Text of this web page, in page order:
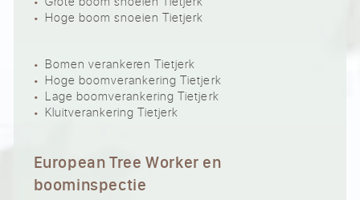
Hoge boom snoeien Tietjerk
Bomen verankeren Tietjerk
Hoge boomverankering Tietjerk
Lage boomverankering Tietjerk
Kluitverankering Tietjerk
European Tree Worker en
boominspectie